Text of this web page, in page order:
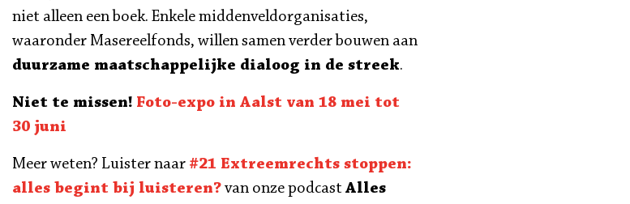
niet alleen een boek. Enkele middenveldorganisaties,
waaronder Masereelfonds, willen samen verder bouwen aan
duurzame maatschappelijke dialoog in de streek.
Niet te missen! Foto-expo in Aalst van 18 mei tot
30 juni
Meer weten? Luister naar #21 Extreemrechts stoppen:
alles begint bij luisteren?van onze podcast Alles